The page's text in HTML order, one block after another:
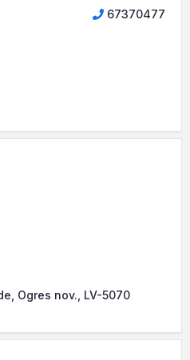
67370477
Ogres nov., LV-5070